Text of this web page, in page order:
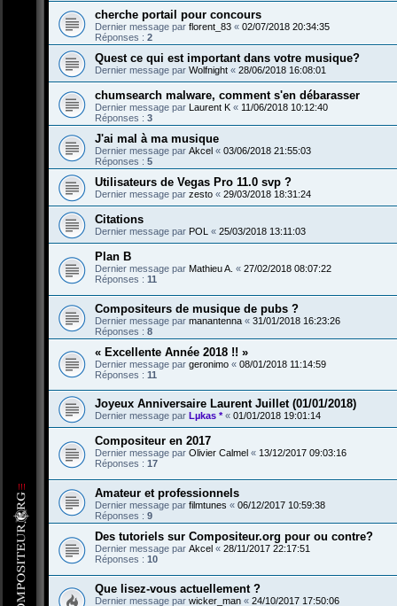
cherche portail pour concours
Dernier message par florent_83 « 02/07/2018 20:34:35
Réponses : 2
Quest ce qui est important dans votre musique?
Dernier message par Wolfnight « 28/06/2018 16:08:01
chumsearch malware, comment s'en débarasser
Dernier message par Laurent K « 11/06/2018 10:12:40
Réponses : 3
J'ai mal à ma musique
Dernier message par Akcel « 03/06/2018 21:55:03
Réponses : 5
Utilisateurs de Vegas Pro 11.0 svp ?
Dernier message par zesto « 29/03/2018 18:31:24
Citations
Dernier message par POL « 25/03/2018 13:11:03
Plan B
Dernier message par Mathieu A. « 27/02/2018 08:07:22
Réponses : 11
Compositeurs de musique de pubs ?
Dernier message par manantenna « 31/01/2018 16:23:26
Réponses : 8
« Excellente Année 2018 !! »
Dernier message par geronimo « 08/01/2018 11:14:59
Réponses : 11
Joyeux Anniversaire Laurent Juillet (01/01/2018)
Dernier message par Lµkas *« 01/01/2018 19:01:14
Compositeur en 2017
Dernier message par Olivier Calmel « 13/12/2017 09:03:16
Réponses : 17
Amateur et professionnels
Dernier message par filmtunes « 06/12/2017 10:59:38
Réponses : 9
Des tutoriels sur Compositeur.org pour ou contre?
Dernier message par Akcel « 28/11/2017 22:17:51
Réponses : 10
Que lisez-vous actuellement ?
Dernier message par wicker_man « 24/10/2017 17:50:06